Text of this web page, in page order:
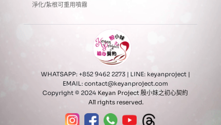
淨化/紮根可重用噴霧
WHATSAPP: +852 9462 2273 | LINE: keyanproject
EMAIL: contact@keyanproject.com
Copyright © 2024 Keyan Project 殷小妹之初心契約
All rights reserved.